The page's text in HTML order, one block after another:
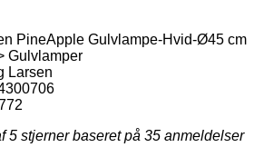
PineApple Gulvlampe-Hvid-Ø45 cm
Gulvlamper
Larsen
5 stjerner baseret på 35 anmeldelser